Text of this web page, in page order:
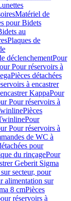
Matériel de
pour Bidets
au
Plaques de
déclenchementPour
Pour réservoirs à
Pièces détachées
à encastrer
KappaPour
Pour réservoirs à
Pièces
Pour
Pour réservoirs à
de WC à
pour
du rinçagePour
Geberit Sigma
secteur, pour
alimentation sur
8 cmPièces
réservoirs à